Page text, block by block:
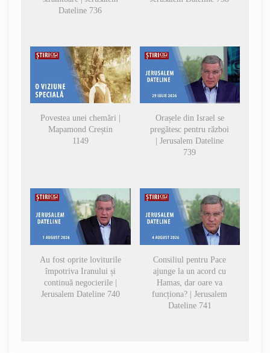
Dateline 736
Povestea unei chemări |
Mapamond Creștin
1149
Orașele din Israel se
pregătesc pentru război
| Jerusalem Dateline
739
Au fost oprite loviturile
împotriva Iranului și
continuă negocierile |
Jerusalem Dateline 740
Consiliul pentru Pace
ajunge la un acord cu
Hamas, dar oare va
funcționa? | Jerusalem
Dateline 741